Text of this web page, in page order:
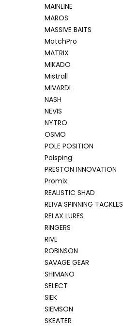
MAINLINE
MAROS
MASSIVE BAITS
MatchPro
MATRIX
MIKADO
Mistrall
MIVARDI
NASH
NEVIS
NYTRO
OSMO
POLE POSITION
Polsping
PRESTON INNOVATION
Promix
REALISTIC SHAD
REIVA SPINNING TACKLES
RELAX LURES
RINGERS
RIVE
ROBINSON
SAVAGE GEAR
SHIMANO
SELECT
SIEK
SIEMSON
SKEATER